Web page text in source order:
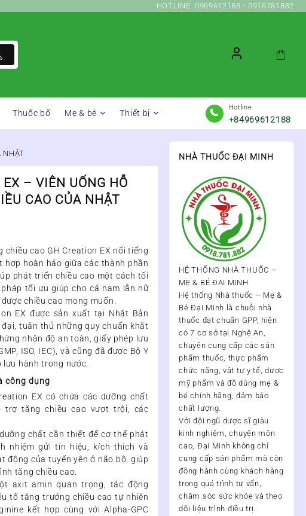
HOTLINE: 0969612188 - 0918781882
Thuốc bổ Mẹ & bé Thiết bị
Hotline
+84969612188
NHẬT
EX – VIÊN UỐNG HỖ
CAO CỦA NHẬT
chiều cao GH Creation EX nổi tiếng
hợp hoàn hảo giữa các thành phần
phát triển chiều cao một cách tối
tối ưu giúp cho cả nam lẫn nữ
chiều cao mong muốn.
EX được sản xuất tại Nhật Bản
tuân thủ những quy chuẩn khắt
nhận độ an toàn, giấy phép lưu
ISO, IEC), và cũng đã được Bộ Y
lưu hành trong nước.
công dụng
EX có chứa các dưỡng chất
trợ tăng chiều cao vượt trội, các
chất cần thiết để cơ thể phát
nhiệm gửi tín hiệu, kích thích và
động của tuyến yên ở não bộ, giúp
tăng chiều cao.
axit amin quan trọng, tác động
tố tăng trưởng chiều cao tự nhiên
kết hợp cùng với Alpha-GPC
NHÀ THUỐC ĐẠI MINH
HỆ THỐNG NHÀ THUỐC –
MẸ & BÉ ĐẠI MINH
Hệ thống Nhà thuốc – Mẹ &
Bé Đại Minh là chuỗi nhà
thuốc đạt chuẩn GPP, hiện
có7 cơ sở tại Nghệ An,
chuyên cung cấp các sản
phẩm thuốc, thực phẩm
chức năng, vật tư y tế, dược
mỹ phẩm và đồ dùng mẹ &
bé chính hãng, đảm bảo
chất lượng.
Với đội ngũ dược sĩ giàu
kinh nghiệm, chuyên môn
cao, Đại Minh không chỉ
cung cấp sản phẩm mà còn
đồng hành cùng khách hàng
trong quá trình tư vấn,
chăm sóc sức khỏe và theo
dõi liệu trình điều trị.